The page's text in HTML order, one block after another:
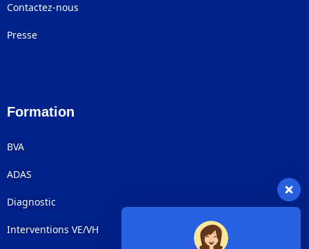
Contactez-nous
Presse
Formation
BVA
ADAS
Diagnostic
Interventions VE/VH